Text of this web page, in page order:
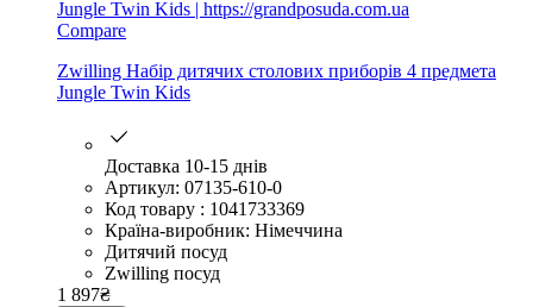
Compare
Zwilling Набір дитячих столових приборів 4 предмета
Jungle Twin Kids
Доставка 10-15 днів
Артикул: 07135-610-0
Код товару : 1041733369
Країна-виробник: Німеччина
Дитячий посуд
Zwilling посуд
1 897₴